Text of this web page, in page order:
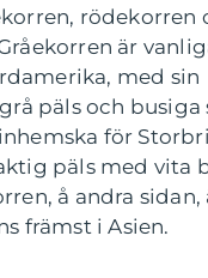
rödekorren
är
med sin
päls och busiga
för
päls med vita
å andra sidan,
främst i Asien.